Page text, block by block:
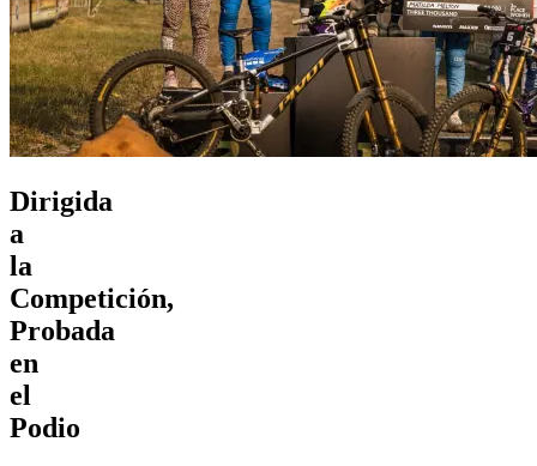
Dirigida
a
la
Competición,
Probada
en
el
Podio